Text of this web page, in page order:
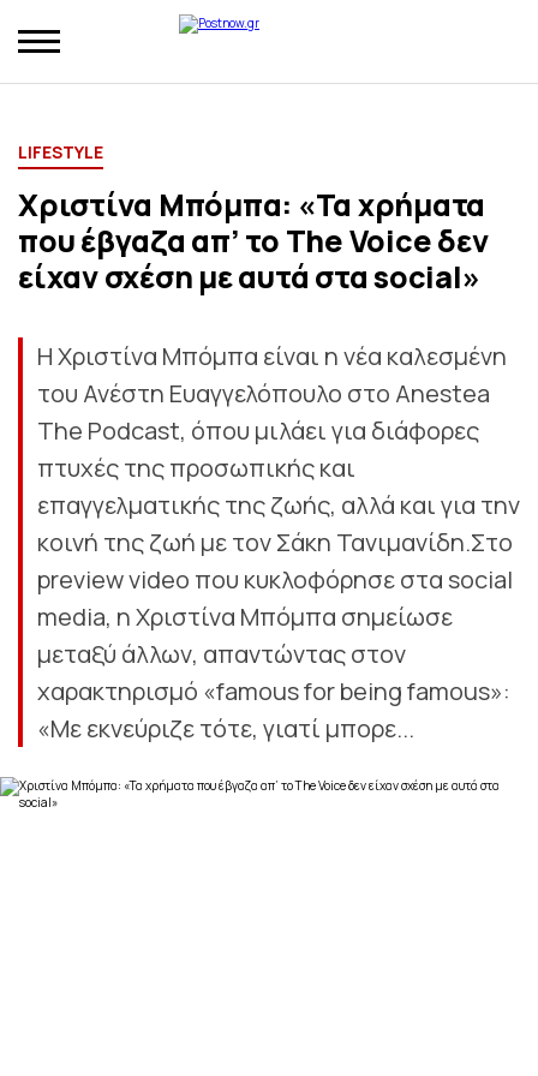
LIFESTYLE
Χριστίνα Μπόμπα: «Τα χρήματα
που έβγαζα απ’ το The Voice δεν
είχαν σχέση με αυτά στα social»
Η Χριστίνα Μπόμπα είναι η νέα καλεσμένη
του Ανέστη Ευαγγελόπουλο στo Anestea
The Podcast, όπου μιλάει για διάφορες
πτυχές της προσωπικής και
επαγγελματικής της ζωής, αλλά και για την
κοινή της ζωή με τον Σάκη Τανιμανίδη.Στο
preview video που κυκλοφόρησε στα social
media, η Χριστίνα Μπόμπα σημείωσε
μεταξύ άλλων, απαντώντας στον
χαρακτηρισμό «famous for being famous»:
«Με εκνεύριζε τότε, γιατί μπορε...